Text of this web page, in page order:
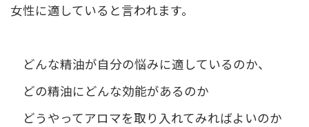
女性に適していると言われます。
どんな精油が自分の悩みに適しているのか、
どの精油にどんな効能があるのか
どうやってアロマを取り入れてみればよいのか